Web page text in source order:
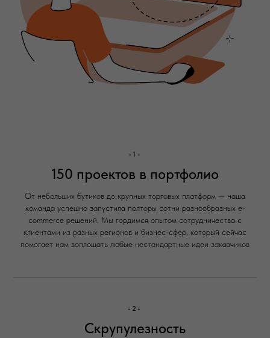
-1-
150 проектов в портфолио
От небольших бутиков до крупных торговых платформ — наша
команда успешно запустила полторы сотни разнообразных e-
commerce решений. Мы гордимся опытом сотрудничества с
клиентами из разных регионов и бизнес-сфер, который сейчас
помогает нам воплощать любые нестандартные идеи заказчиков
-2-
Скрупулезность